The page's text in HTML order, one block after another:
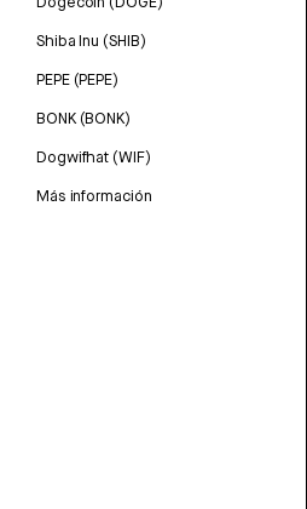
Shiba Inu (SHIB)
PEPE (PEPE)
BONK (BONK)
Dogwifhat (WIF)
Más información